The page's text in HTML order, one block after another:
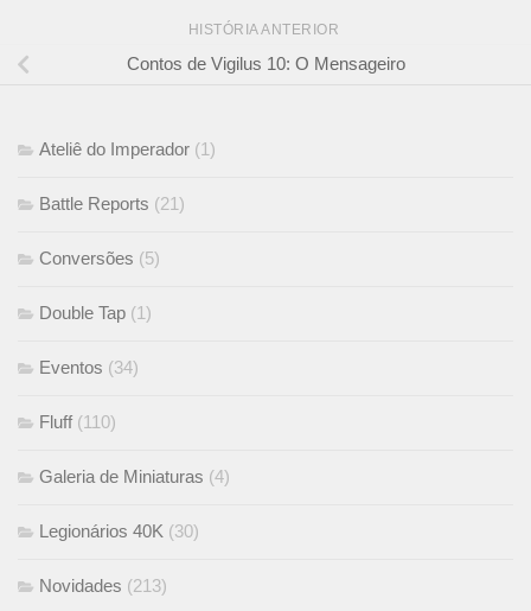
HISTÓRIA ANTERIOR
Contos de Vigilus 10: O Mensageiro
Ateliê do Imperador (1)
Battle Reports (21)
Conversões (5)
Double Tap (1)
Eventos (34)
Fluff (110)
Galeria de Miniaturas (4)
Legionários 40K (30)
Novidades (213)